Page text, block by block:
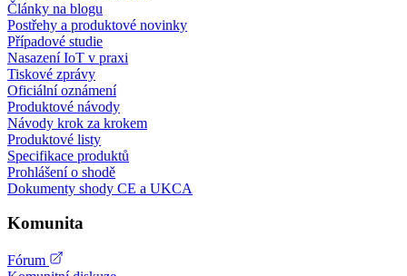
Články na blogu
Postřehy a produktové novinky
Případové studie
Nasazení IoT v praxi
Tiskové zprávy
Oficiální oznámení
Produktové návody
Návody krok za krokem
Produktové listy
Specifikace produktů
Prohlášení o shodě
Dokumenty shody CE a UKCA
Komunita
Fórum